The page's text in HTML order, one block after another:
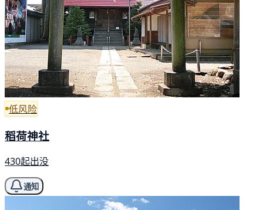
低风险
稻荷神社
430起出没
通知